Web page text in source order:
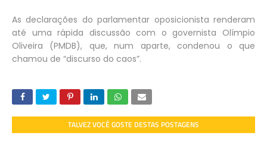
As declarações do parlamentar oposicionista renderam
até uma rápida discussão com o governista Olímpio
Oliveira (PMDB), que, num aparte, condenou o que
chamou de “discurso do caos”.
TALVEZ VOCÊ GOSTE DESTAS POSTAGENS